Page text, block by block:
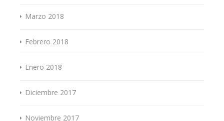
Marzo 2018
Febrero 2018
Enero 2018
Diciembre 2017
Noviembre 2017